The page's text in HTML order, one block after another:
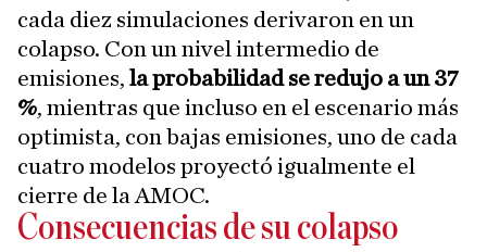
cada diez simulaciones derivaron en un
colapso. Con un nivel intermedio de
emisiones, la probabilidad se redujo a un 37
%, mientras que incluso en el escenario más
optimista, con bajas emisiones, uno de cada
cuatro modelos proyectó igualmente el
cierre de la AMOC.
Consecuencias de su colapso